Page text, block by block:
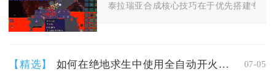
泰拉瑞亚合成核心技巧在于优先搭建专属
【精选】 如何在绝地求生中使用全自动开火功能 07-05